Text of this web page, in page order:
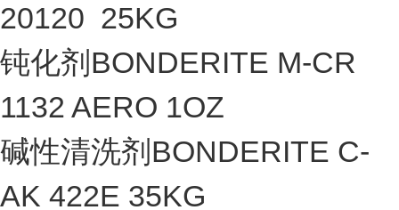
20120 25KG
钝化剂BONDERITE M-CR
1132 AERO 1OZ
碱性清洗剂BONDERITE C-
AK 422E 35KG